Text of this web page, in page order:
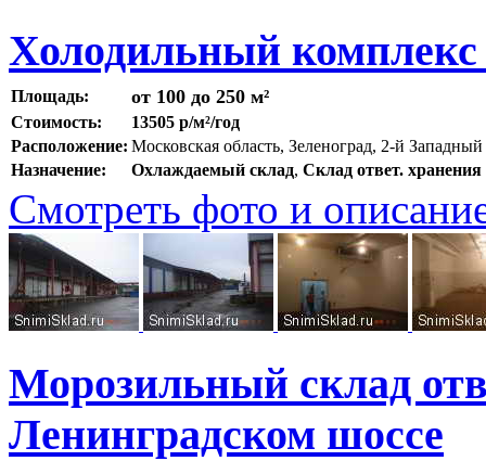
Холодильный комплекс
Площадь: от 100 до 250 м²
Стоимость:
13505 р/м²/год
Расположение: Московская область, Зеленоград, 2-й Западный
Назначение:
Охлаждаемый склад, Склад ответ. хранения
Смотреть фото и
Морозильный склад
Ленинградском шоссе